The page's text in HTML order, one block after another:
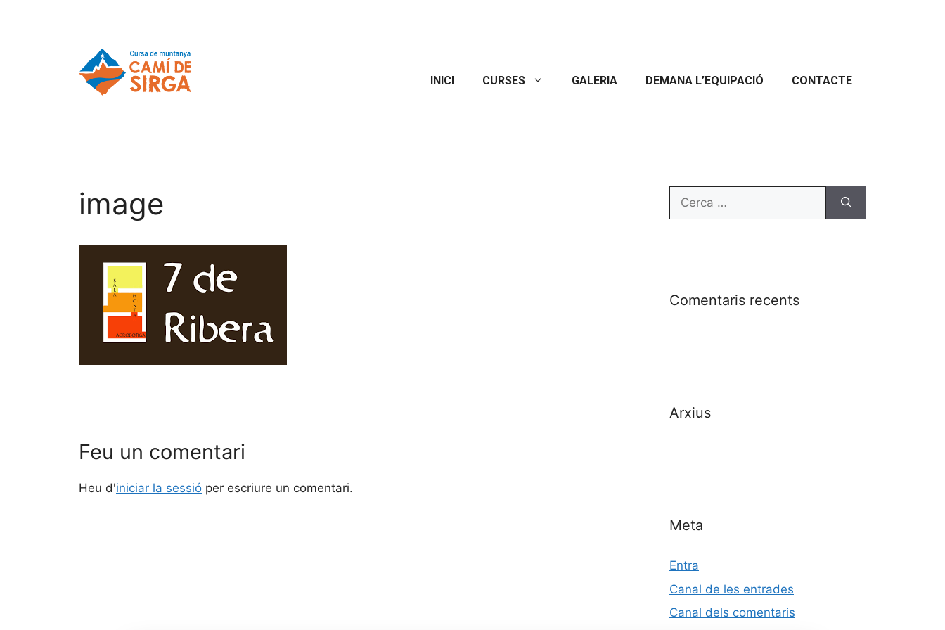
INICI CURSES GALERIA DEMANA L’EQUIPACIÓ CONTACTE
image
Feu un comentari
Heu d'iniciar la sessió per escriure un comentari.
Comentaris recents
Arxius
Meta
Entra
Canal de les entrades
Canal dels comentaris